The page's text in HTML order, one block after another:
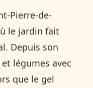
Pierre-de-
le jardin fait
Depuis son
légumes avec
que le gel